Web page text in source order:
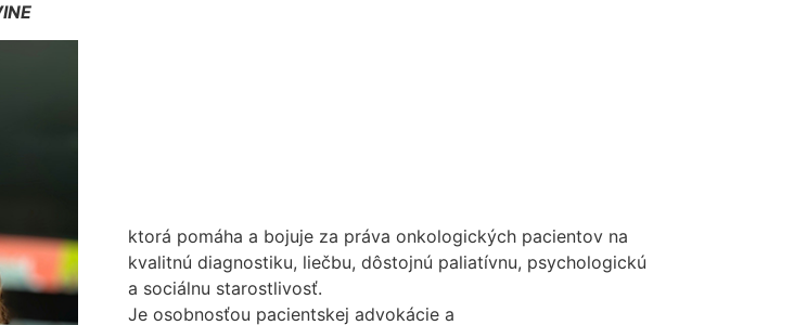
ktorá pomáha a bojuje za práva onkologických pacientov na
kvalitnú diagnostiku, liečbu, dôstojnú paliatívnu, psychologickú
a sociálnu starostlivosť.
Je osobnosťou pacientskej advokácie a